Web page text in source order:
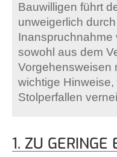
Bauwilligen führt
unweigerlich
Inanspruchnahme
sowohl aus dem
Vorgehensweisen
wichtige
Stolperfallen
1. ZU GERINGE